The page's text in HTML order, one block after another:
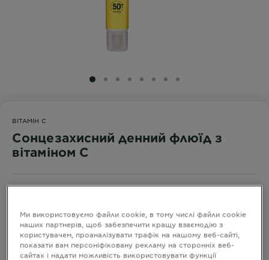
SLIDE 1
SLIDE 2
SLIDE 3
SLIDE 4
SLIDE 5
SLIDE 6
SLIDE 7
SLIDE 8
ВІТАМІН С
Сонцезахисний денний флюїд з
вітаміном С
РОЗМІР 40 МЛ.
КУПИТИ
Ми використовуємо файли cookie, в тому числі файли cookie
наших партнерів, щоб забезпечити кращу взаємодію з
користувачем, проаналізувати трафік на нашому веб-сайті,
показати вам персоніфіковану рекламу на сторонніх веб-
сайтах і надати можливість використовувати функції